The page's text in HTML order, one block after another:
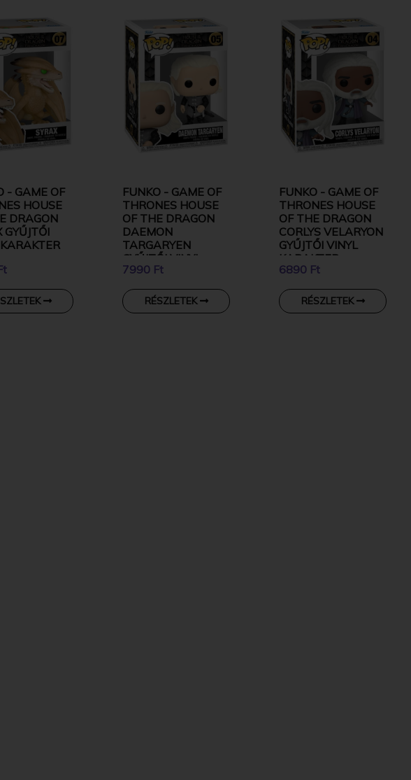
- GAME OF
HOUSE
DRAGON
GYŰJTŐI
FUNKO - GAME OF
THRONES HOUSE
OF THE DRAGON
DAEMON
TARGARYEN
GYŰJTŐI VINYL
KARAKTER
7990 Ft
RÉSZLETEK
FUNKO - GAME OF
THRONES HOUSE
OF THE DRAGON
CORLYS VELARYON
GYŰJTŐI VINYL
KARAKTER
6890 Ft
RÉSZLETEK